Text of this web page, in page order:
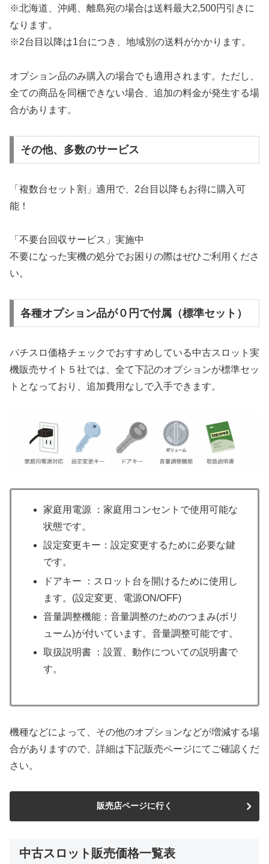
※北海道、沖縄、離島宛の場合は送料最大2,500円引きに
なります。
※2台目以降は1台につき、地域別の送料がかかります。
オプション品のみ購入の場合でも適用されます。ただし、
全ての商品を同梱できない場合、追加の料金が発生する場
合があります。
その他、多数のサービス
「複数台セット割」適用で、2台目以降もお得に購入可
能！
「不要台回収サービス」実施中
不要になった実機の処分でお困りの際はぜひご利用くださ
い。
各種オプション品が０円で付属（標準セット）
パチスロ価格チェックでおすすめしている中古スロット実
機販売サイト５社では、全て下記のオプションが標準セッ
トとなっており、追加費用なしで入手できます。
家庭用電源 ：家庭用コンセントで使用可能な
状態です。
設定変更キー：設定変更するために必要な鍵
です。
ドアキー ：スロット台を開けるために使用し
ます。(設定変更、電源ON/OFF)
音量調整機能：音量調整のためのつまみ(ボリ
ューム)が付いています。音量調整可能です。
取扱説明書 ：設置、動作についての説明書で
す。
機種などによって、その他のオプションなどが増減する場
合がありますので、詳細は下記販売ページにてご確認くだ
さい。
販売店ページに行く
中古スロット販売価格一覧表